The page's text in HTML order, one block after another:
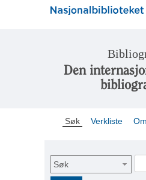
Den
Søk Verkliste
Søk